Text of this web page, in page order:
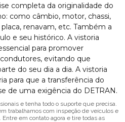
completa da originalidade do
como câmbio, motor, chassi,
renavam, etc. Também a
e seu histórico. A vistoria
para promover
evitando que
do seu dia a dia. A vistoria
para que a transferência do
de uma exigência do DETRAN.
e tenha todo o suporte que precisa.
trabalhamos com inspeção de veículos e
em contato agora e tire todas as